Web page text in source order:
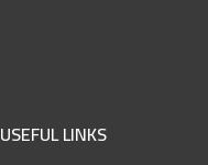
USEFUL LINKS